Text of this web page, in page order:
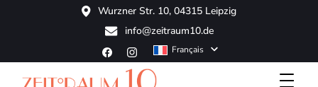
Wurzner Str. 10, 04315 Leipzig
info@zeitraum10.de
Français